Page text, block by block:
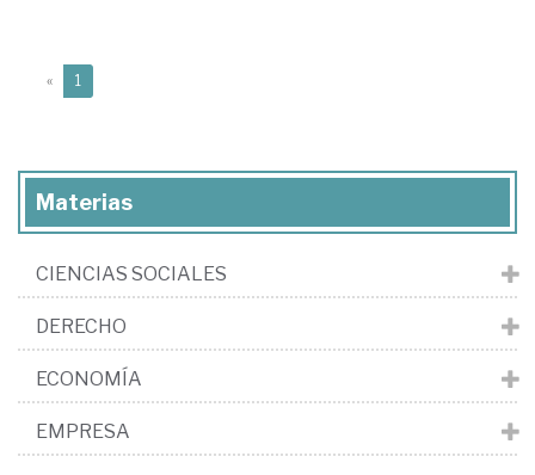
« 1
Materias
CIENCIAS SOCIALES
DERECHO
ECONOMÍA
EMPRESA